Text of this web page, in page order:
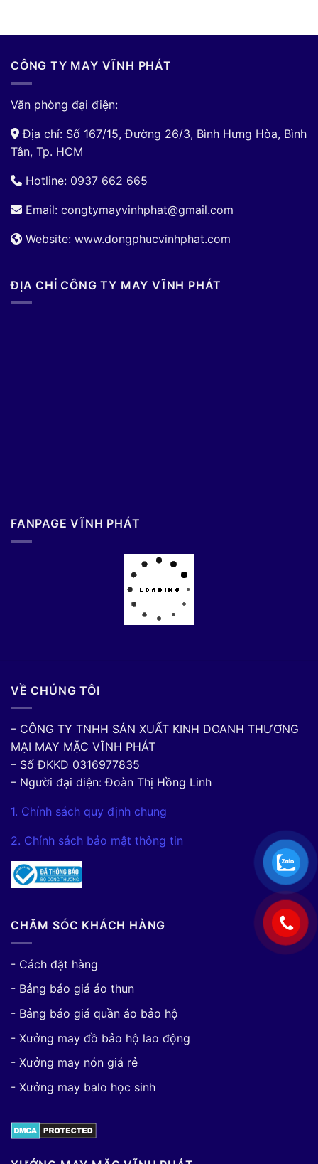
CÔNG TY MAY VĨNH PHÁT
Văn phòng đại điện:
Địa chỉ: Số 167/15, Đường 26/3, Bình Hưng Hòa, Bình
Tân, Tp. HCM
Hotline: 0937 662 665
Email: congtymayvinhphat@gmail.com
Website: www.dongphucvinhphat.com
ĐỊA CHỈ CÔNG TY MAY VĨNH PHÁT
FANPAGE VĨNH PHÁT
VỀ CHÚNG TÔI
– CÔNG TY TNHH SẢN XUẤT KINH DOANH THƯƠNG
MẠI MAY MẶC VĨNH PHÁT
– Số ĐKKD 0316977835
– Người đại diện: Đoàn Thị Hồng Linh
1. Chính sách quy định chung
2. Chính sách bảo mật thông tin
CHĂM SÓC KHÁCH HÀNG
- Cách đặt hàng
- Bảng báo giá áo thun
- Bảng báo giá quần áo bảo hộ
- Xưởng may đồ bảo hộ lao động
- Xưởng may nón giá rẻ
- Xưởng may balo học sinh